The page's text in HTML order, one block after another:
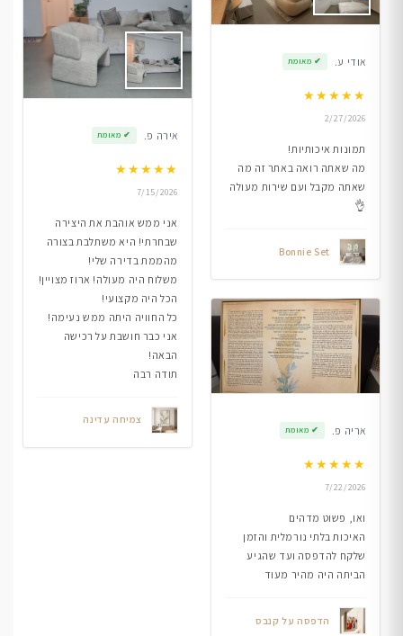
אודי ע. ✔ מאומת
★★★★★
2/27/2026
תמונות איכותיות!
מה שאתה רואה באתר זה מה
שאתה מקבל ועם שירות מעולה
👌
Bonnie Set
אריה פ. ✔ מאומת
★★★★★
7/22/2026
ואו, פשוט מדהים
האיכות בלתי נורמלית והזמן
שלקח להדפסה ועד שהגיע
הביתה היה מהיר מעוד
הדפסה על קנבס
אירה פ. ✔ מאומת
★★★★★
7/15/2026
אני ממש אוהבת את היצירה
שבחרתי! היא משתלבת בצורה
מהממת בדירה שלי!
משלוח היה מעולה! ארוז מצויין!
הכל היה מקצועי!
כל החוויה היתה ממש נעימה!
אני כבר חושבת על רכישה
הבאה!
תודה רבה
צמיחה עדינה